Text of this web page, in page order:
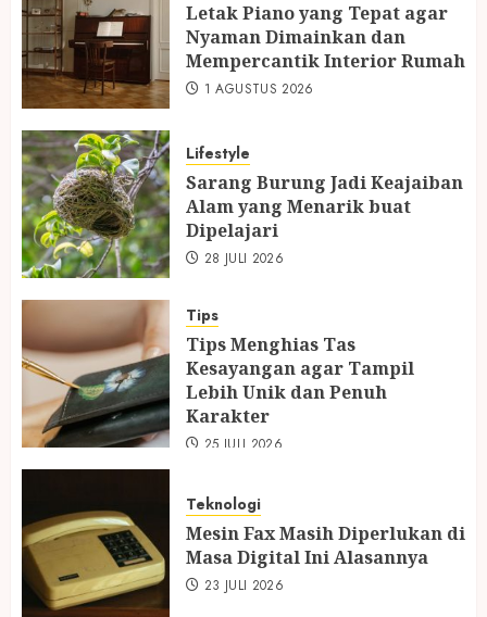
Letak Piano yang Tepat agar
Nyaman Dimainkan dan
Mempercantik Interior Rumah
1 AGUSTUS 2026
Lifestyle
Sarang Burung Jadi Keajaiban
Alam yang Menarik buat
Dipelajari
28 JULI 2026
Tips
Tips Menghias Tas
Kesayangan agar Tampil
Lebih Unik dan Penuh
Karakter
25 JULI 2026
Teknologi
Mesin Fax Masih Diperlukan di
Masa Digital Ini Alasannya
23 JULI 2026